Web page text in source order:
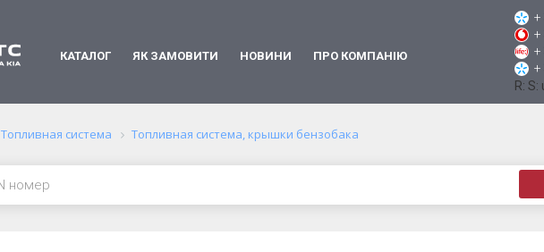
КАТАЛОГ ЯК ЗАМОВИТИ НОВИНИ ПРО КОМПАНІЮ
+
+
+
+
R: S:
Топливная система Топливная система, крышки бензобака